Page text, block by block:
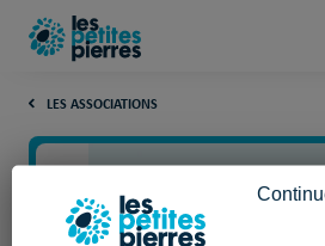
LES ASSOCIATIONS